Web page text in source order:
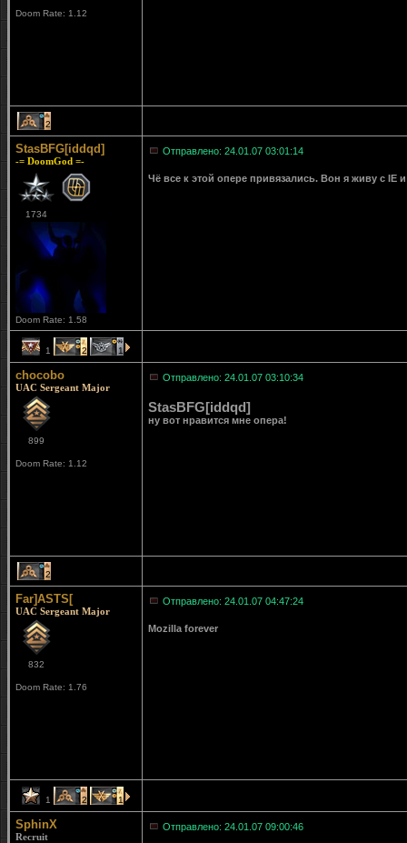
Doom Rate: 1.12
2
StasBFG[iddqd]
-= DoomGod =-
1734
Doom Rate: 1.58
Отправлено: 24.01.07 03:01:14
Чё все к этой опере привязались. Вон я живу с
1 2 1
chocobo
UAC Sergeant Major
899
Doom Rate: 1.12
Отправлено: 24.01.07 03:10:34
StasBFG[iddqd]
ну вот нравится мне опера!
2
Far]ASTS[
UAC Sergeant Major
832
Doom Rate: 1.76
Отправлено: 24.01.07 04:47:24
Mozilla forever
1 2 1
SphinX
Recruit
Отправлено: 24.01.07 09:00:46